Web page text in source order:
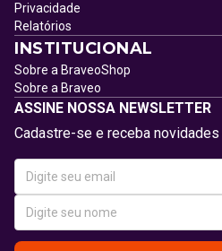
Privacidade
Relatórios
INSTITUCIONAL
Sobre a BraveoShop
Sobre a Braveo
ASSINE NOSSA NEWSLETTER
Cadastre-se e receba